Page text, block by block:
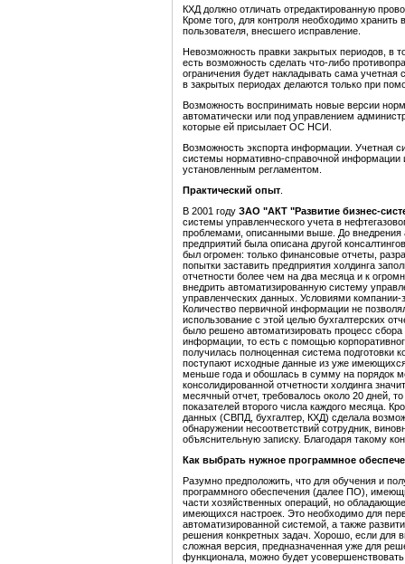
КХД должно отличать отредактированную
Кроме того, для контроля необходимо
пользователя, внесшего исправление.
Невозможность правки закрытых периодов, в
есть возможность сделать что-либо
ограничения будет накладывать сама
в закрытых периодах делаются только при
Возможность воспринимать новые версии
автоматически или под управлением
которые ей присылает ОС НСИ.
Возможность экспорта информации. Учетная
системы нормативно-справочной информации
установленным регламентом.
Практический опыт
В 2001 году ЗАО "АКТ "Развитие бизнес-
системы управленческого учета в
проблемами, описанными выше. До внедрения
предприятий была описана другой
был огромен: только финансовые отчеты,
попытки заставить предприятия холдинга
отчетности более чем на два месяца и к
внедрить автоматизированную систему
управленческих данных. Условиями компании-
Количество первичной информации не
использование с этой целью бухгалтерских
было решено автоматизировать процесс
информации, то есть с помощью
получилась полноценная система подготовки
поступают исходные данные из уже
меньше года и обошлась в сумму на порядок
консолидированной отчетности холдинга
месячный отчет, требовалось около 20 дней,
показателей второго числа каждого месяца.
данных (СВПД, бухгалтер, КХД) сделала
обнаружении несоответствий сотрудник,
объяснительную записку. Благодаря такому
Как выбрать нужное программное
Разумно предположить, что для обучения и
программного обеспечения (далее ПО),
части хозяйственных операций, но
имеющихся настроек. Это необходимо для
автоматизированной системой, а также
решения конкретных задач. Хорошо, если для
сложная версия, предназначенная уже для
функционала, можно будет